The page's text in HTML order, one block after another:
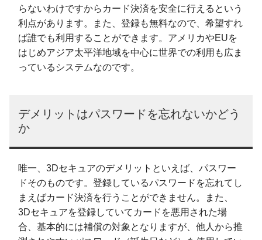
らないわけですからカード決済を安全に行えるという
利点があります。また、登録も無料なので、希望すれ
ば誰でも利用することができます。アメリカやEUを
はじめアジア太平洋地域を中心に世界での利用も広ま
っているシステムなのです。
デメリットはパスワードを忘れないかどう
か
唯一、3Dセキュアのデメリットといえば、パスワー
ドそのものです。登録しているパスワードを忘れてし
まえばカード決済を行うことができません。また、
3Dセキュアを登録していてカードを悪用された場
合、基本的には補償の対象となりますが、他人から推